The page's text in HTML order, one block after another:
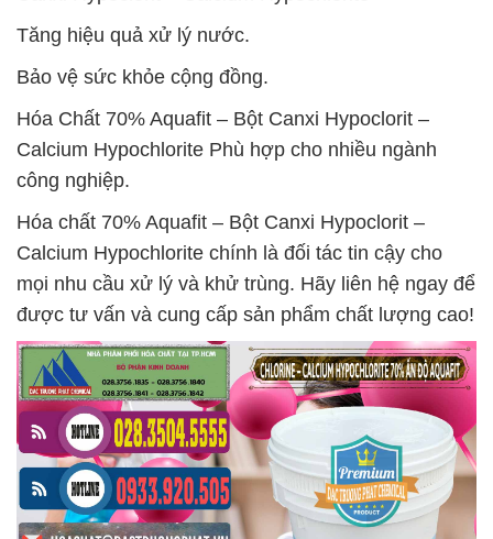
Tăng hiệu quả xử lý nước.
Bảo vệ sức khỏe cộng đồng.
Hóa Chất 70% Aquafit – Bột Canxi Hypoclorit –
Calcium Hypochlorite Phù hợp cho nhiều ngành
công nghiệp.
Hóa chất 70% Aquafit – Bột Canxi Hypoclorit –
Calcium Hypochlorite chính là đối tác tin cậy cho
mọi nhu cầu xử lý và khử trùng. Hãy liên hệ ngay để
được tư vấn và cung cấp sản phẩm chất lượng cao!